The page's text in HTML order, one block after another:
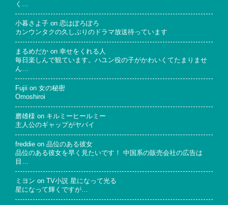
く…
小暮さよ子 on 恋はぽろぽろ
カンウンタクの久しぶりのドラマ放送待っています
まるめだか on 幸せをくれる人
毎日楽しんで観ています。ハユン役の子がかわいくてたまりませ
ん…
Fujii on 女の秘密
Omoshiroi
磨雄様 on キルミーヒールミー
主人公のギャップがヤバイ
freddie on 品位のある彼女
品位のある彼女を早く見たいです！ 中国系の販売会社の広告は
目…
ミヨン on
TV小説 星になって光る
星になって輝くですが…